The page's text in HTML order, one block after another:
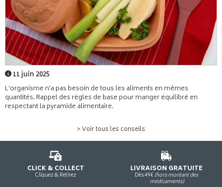
11 juin 2025
L'organisme n'a pas besoin de tous les aliments en mêmes
quantités. Rappel des règles de base pour manger équilibré en
respectant la pyramide alimentaire.
> Voir tous les conseils
CLICK & COLLECT
Cliquez & Retirez
LIVRAISON GRATUITE
Dès 49€ (hors montant des
médicaments)